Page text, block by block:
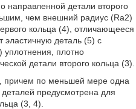
направленной детали второго
чем внешний радиус (Ra2)
кольца (4), отличающееся
эластичную деталь (5) с
уплотнения, плотно
детали второго кольца (3).
причем по меньшей мере одна
предусмотрена для
(3, 4).